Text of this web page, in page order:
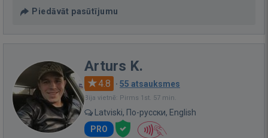
Piedāvāt pasūtījumu
Arturs K.
4.8 · 55 atsauksmes
Bija vietnē: Pirms 1st. 57 min.
Latviski, По-русски, English
PRO